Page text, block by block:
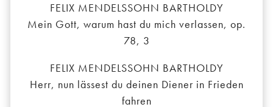
FELIX MENDELSSOHN BARTHOLDY
Mein Gott, warum hast du mich verlassen, op.
78, 3
FELIX MENDELSSOHN BARTHOLDY
Herr, nun lässest du deinen Diener in Frieden
fahren